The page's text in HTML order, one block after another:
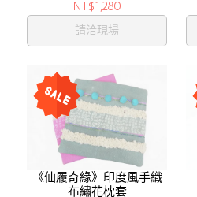
NT$1,280
請洽現場
《仙履奇緣》印度風手織
布繡花枕套